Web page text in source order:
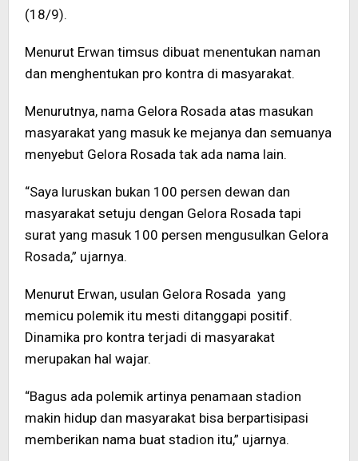
(18/9).
Menurut Erwan timsus dibuat menentukan naman
dan menghentukan pro kontra di masyarakat.
Menurutnya, nama Gelora Rosada atas masukan
masyarakat yang masuk ke mejanya dan semuanya
menyebut Gelora Rosada tak ada nama lain.
“Saya luruskan bukan 100 persen dewan dan
masyarakat setuju dengan Gelora Rosada tapi
surat yang masuk 100 persen mengusulkan Gelora
Rosada,” ujarnya.
Menurut Erwan, usulan Gelora Rosada yang
memicu polemik itu mesti ditanggapi positif.
Dinamika pro kontra terjadi di masyarakat
merupakan hal wajar.
“Bagus ada polemik artinya penamaan stadion
makin hidup dan masyarakat bisa berpartisipasi
memberikan nama buat stadion itu,” ujarnya.